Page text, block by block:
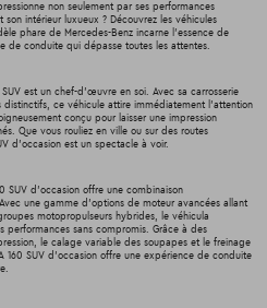
non seulement par ses performances
intérieur luxueux ? Découvrez les véhicules
phare de Mercedes-Benz incarne l'essence de
de conduite qui dépasse toutes les attentes.
est un chef-d'œuvre en soi. Avec sa carrosserie
distinctifs, ce véhicule attire immédiatement l'attention
conçu pour laisser une impression
Que vous rouliez en ville ou sur des routes
d'occasion est un spectacle à voir.
SUV d'occasion offre une combinaison
une gamme d'options de moteur avancées allant
motopropulseurs hybrides, le véhicula
performances sans compromis. Grâce à des
le calage variable des soupapes et le freinage
160 SUV d'occasion offre une expérience de conduite